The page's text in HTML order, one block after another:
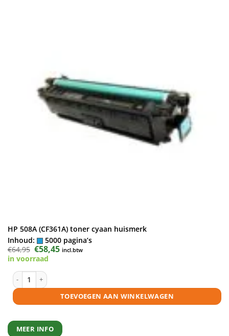
HP 508A (CF361A) toner cyaan huismerk
Inhoud:
5000 pagina’s
€64,95 Oorspronkelijke
prijs
was:
€58,45Huidige
prijs
incl.btw
in voorraad
HP 508A (CF361A) toner cyaan huismerk aantal
TOEVOEGEN AAN WINKELWAGEN
MEER INFO